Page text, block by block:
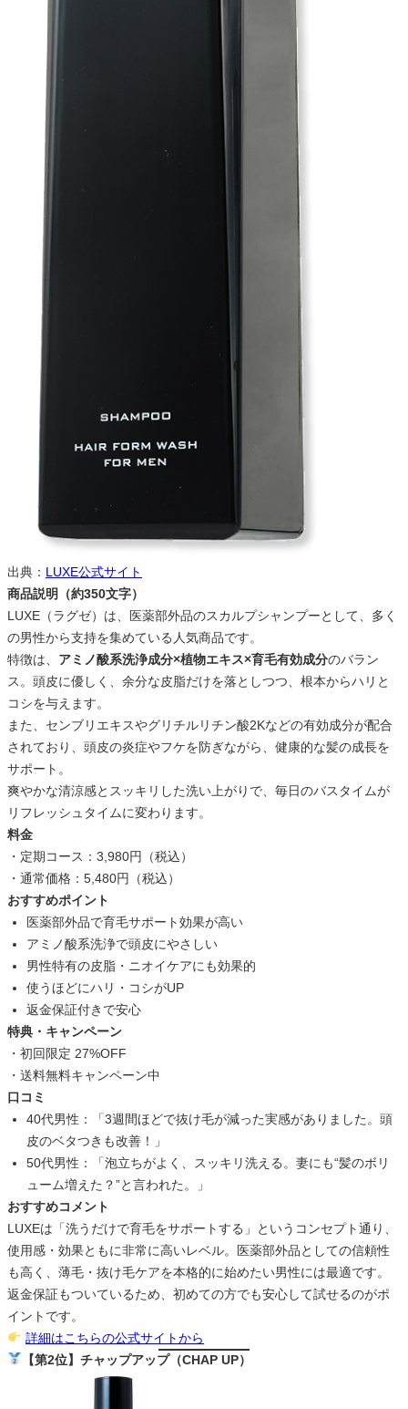
出典： LUXE公式サイト
商品説明（約350文字）
LUXE（ラグゼ）は、医薬部外品のスカルプシャンプーとして、多く
の男性から支持を集めている人気商品です。
特徴は、 アミノ酸系洗浄成分×植物エキス×育毛有効成分のバラン
ス。頭皮に優しく、余分な皮脂だけを落としつつ、根本からハリと
コシを与えます。
また、センブリエキスやグリチルリチン酸2Kなどの有効成分が配合
されており、頭皮の炎症やフケを防ぎながら、健康的な髪の成長を
サポート。
爽やかな清涼感とスッキリした洗い上がりで、毎日のバスタイムが
リフレッシュタイムに変わります。
料金
・定期コース：3,980円（税込）
・通常価格：5,480円（税込）
おすすめポイント
医薬部外品で育毛サポート効果が高い
アミノ酸系洗浄で頭皮にやさしい
男性特有の皮脂・ニオイケアにも効果的
使うほどにハリ・コシがUP
返金保証付きで安心
特典・キャンペーン
・初回限定 27%OFF
・送料無料キャンペーン中
口コミ
40代男性：「3週間ほどで抜け毛が減った実感がありました。頭
皮のベタつきも改善！」
50代男性：「泡立ちがよく、スッキリ洗える。妻にも“髪のボリ
ューム増えた？”と言われた。」
おすすめコメント
LUXEは「洗うだけで育毛をサポートする」というコンセプト通り、
使用感・効果ともに非常に高いレベル。医薬部外品としての信頼性
も高く、薄毛・抜け毛ケアを本格的に始めたい男性には最適です。
返金保証もついているため、初めての方でも安心して試せるのがポ
イントです。
詳細はこちらの公式サイトから
【第2位】チャップアップ（CHAP UP）